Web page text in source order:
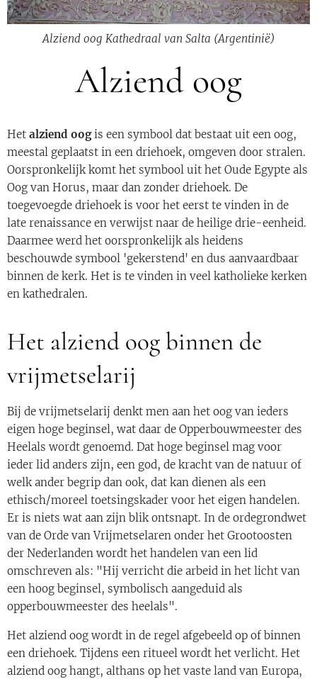
Alziend oog Kathedraal van Salta (Argentinië)
Alziend oog
Het alziend oogis een symbool dat bestaat uit een oog,
meestal geplaatst in een driehoek, omgeven door stralen.
Oorspronkelijk komt het symbool uit het Oude Egypte als
Oog van Horus, maar dan zonder driehoek. De
toegevoegde driehoek is voor het eerst te vinden in de
late renaissance en verwijst naar de heilige drie-eenheid.
Daarmee werd het oorspronkelijk als heidens
beschouwde symbool 'gekerstend' en dus aanvaardbaar
binnen de kerk. Het is te vinden in veel katholieke kerken
en kathedralen.
Het alziend oog binnen de
vrijmetselarij
Bij de vrijmetselarij denkt men aan het oog van ieders
eigen hoge beginsel, wat daar de Opperbouwmeester des
Heelals wordt genoemd. Dat hoge beginsel mag voor
ieder lid anders zijn, een god, de kracht van de natuur of
welk ander begrip dan ook, dat kan dienen als een
ethisch/moreel toetsingskader voor het eigen handelen.
Er is niets wat aan zijn blik ontsnapt. In de ordegrondwet
van de Orde van Vrijmetselaren onder het Grootoosten
der Nederlanden wordt het handelen van een lid
omschreven als: "Hij verricht die arbeid in het licht van
een hoog beginsel, symbolisch aangeduid als
opperbouwmeester des heelals".
Het alziend oog wordt in de regel afgebeeld op of binnen
een driehoek. Tijdens een ritueel wordt het verlicht. Het
alziend oog hangt, althans op het vaste land van Europa,